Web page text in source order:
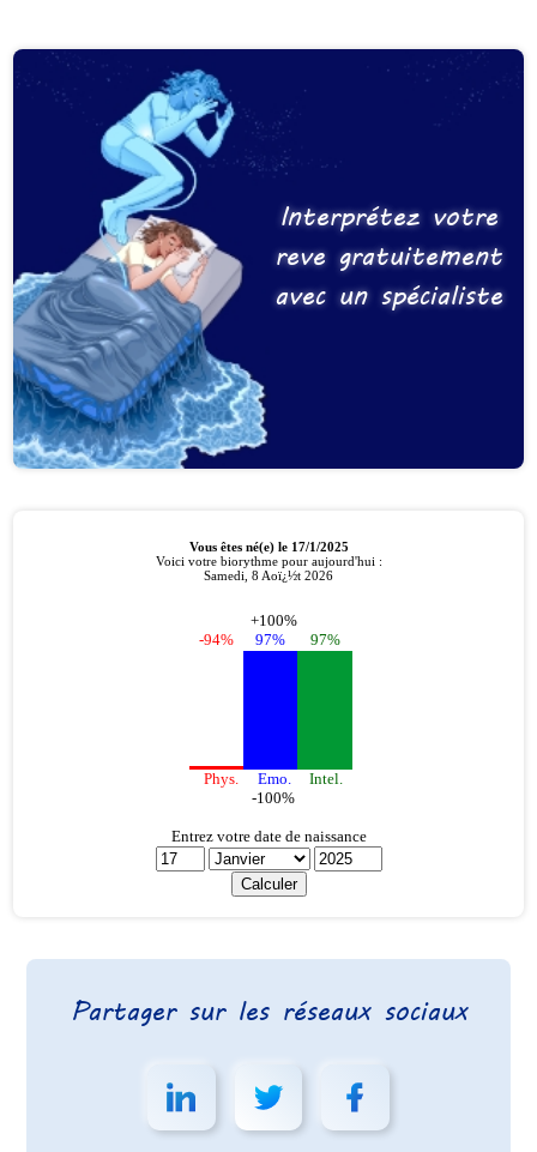
Interprétez votre
reve gratuitement
avec un spécialiste
Partager sur les réseaux sociaux